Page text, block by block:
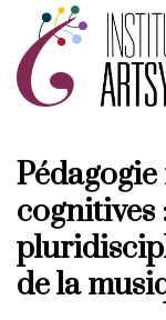
cognitives
de la